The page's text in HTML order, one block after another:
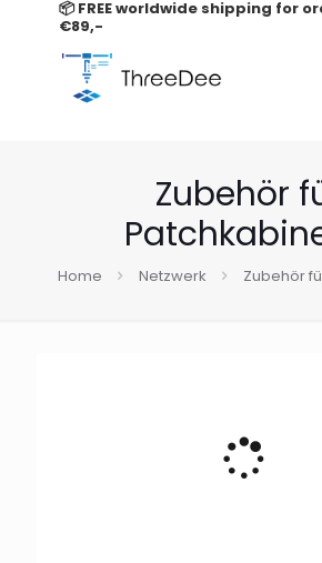
📦 FREE worldwide shipping for
€89,-
Zubehör
Home Netzwerk Zubehör